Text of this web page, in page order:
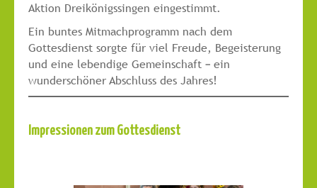
Aktion Dreikönigssingen eingestimmt.
Ein buntes Mitmachprogramm nach dem
Gottesdienst sorgte für viel Freude, Begeisterung
und eine lebendige Gemeinschaft – ein
wunderschöner Abschluss des Jahres!
Impressionen zum Gottesdienst